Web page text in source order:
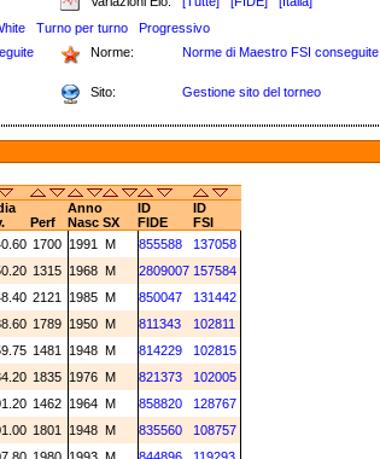
Turno per turno
Progressivo
Norme: Norme di Maestro FSI conseguite
Sito: Gestione sito del torneo
Anno ID
ID
Perf Nasc SX FIDE
FSI
1700 1991 M 855588
137058
1315 1968 M 2809007 157584
2121 1985 M 850047
131442
1789 1950 M 811343
102811
1481 1948 M 814229
102815
1835 1976 M 821373
102005
1462 1964 M 858820
128767
1801 1948 M 835560
108757